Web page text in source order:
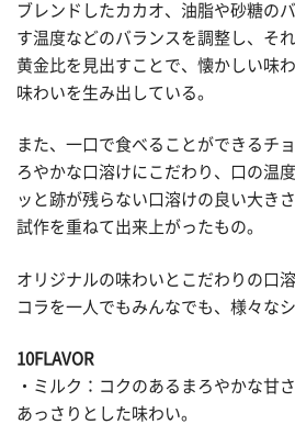
ブレンドしたカカオ、油脂や砂糖の
す温度などのバランスを調整し、そ
黄金比を見出すことで、懐かしい味
味わいを生み出している。
また、一口で食べることができるチ
ろやかな口溶けにこだわり、口の温
ッと跡が残らない口溶けの良い大き
試作を重ねて出来上がったもの。
オリジナルの味わいとこだわりの口
コラを一人でもみんなでも、様々な
10FLAVOR
・ミルク：コクのあるまろやかな甘
あっさりとした味わい。